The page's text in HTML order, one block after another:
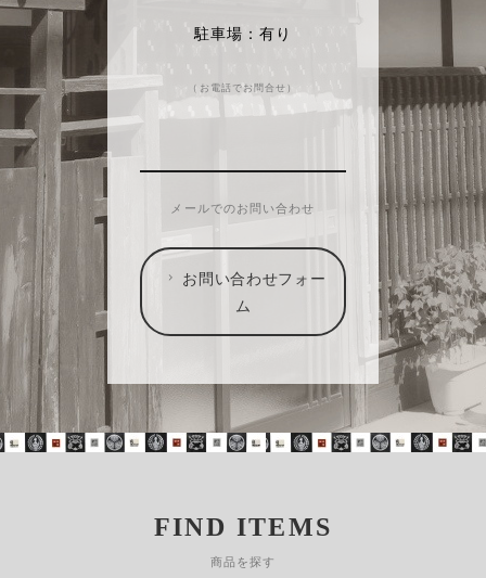
駐車場：有り
（お電話でお問合せ）
メールでのお問い合わせ
お問い合わせフォー
ム
FIND ITEMS
商品を探す